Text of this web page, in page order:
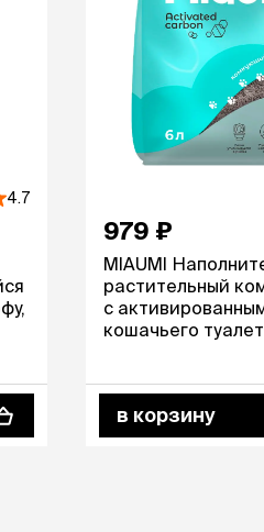
расчёсок-триммеров
Фиксирующие
переноски
Ножи и насадки
Мебель для груминга
4.7
979 ₽
MIAUMI
растительный
с
кошачьего
в корзину